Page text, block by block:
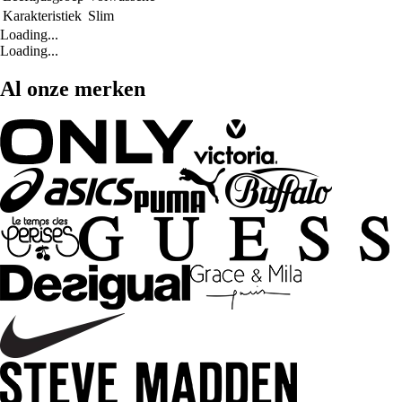
Karakteristiek Slim
Loading...
Loading...
Al onze merken